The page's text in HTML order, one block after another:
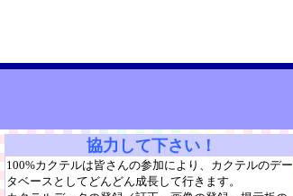
協力して下さい！
100%カクテルは皆さんの参加により、カクテルのデー
タベースとしてどんどん成長して行きます。